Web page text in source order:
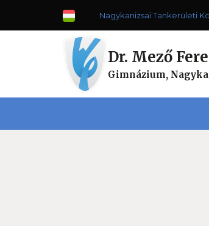
Nagykanizsai Tankerületi
Dr. Mező
Gimnázium,